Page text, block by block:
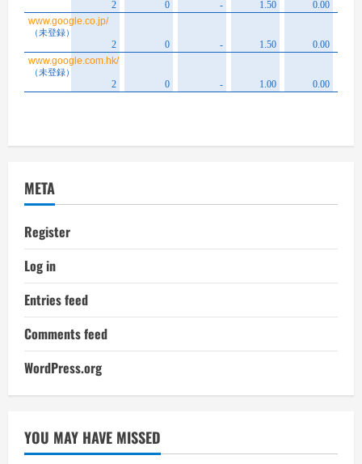
META
Register
Log in
Entries feed
Comments feed
WordPress.org
YOU MAY HAVE MISSED